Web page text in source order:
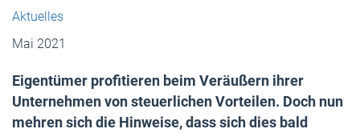
Aktuelles
Mai 2021
Eigentümer profitieren beim Veräußern ihrer
Unternehmen von steuerlichen Vorteilen. Doch nun
mehren sich die Hinweise, dass sich dies bald